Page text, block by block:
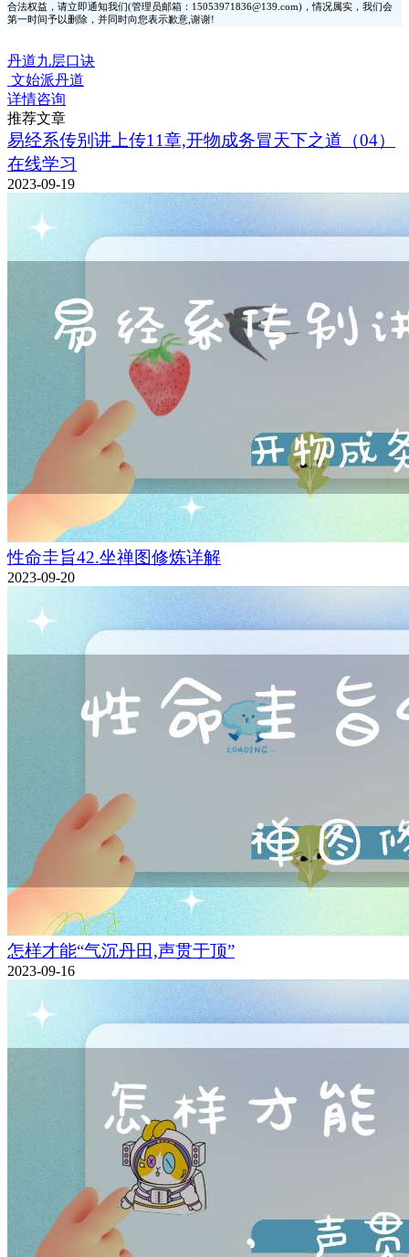
合法权益，请立即通知我们(管理员邮箱：15053971836@139.com)，情况属实，我们会
第一时间予以删除，并同时向您表示歉意,谢谢!
丹道九层口诀
文始派丹道
详情咨询
推荐文章
易经系传别讲上传11章,开物成务冒天下之道（04）
在线学习
2023-09-19
性命圭旨42.坐禅图修炼详解
2023-09-20
怎样才能“气沉丹田,声贯于顶”
2023-09-16